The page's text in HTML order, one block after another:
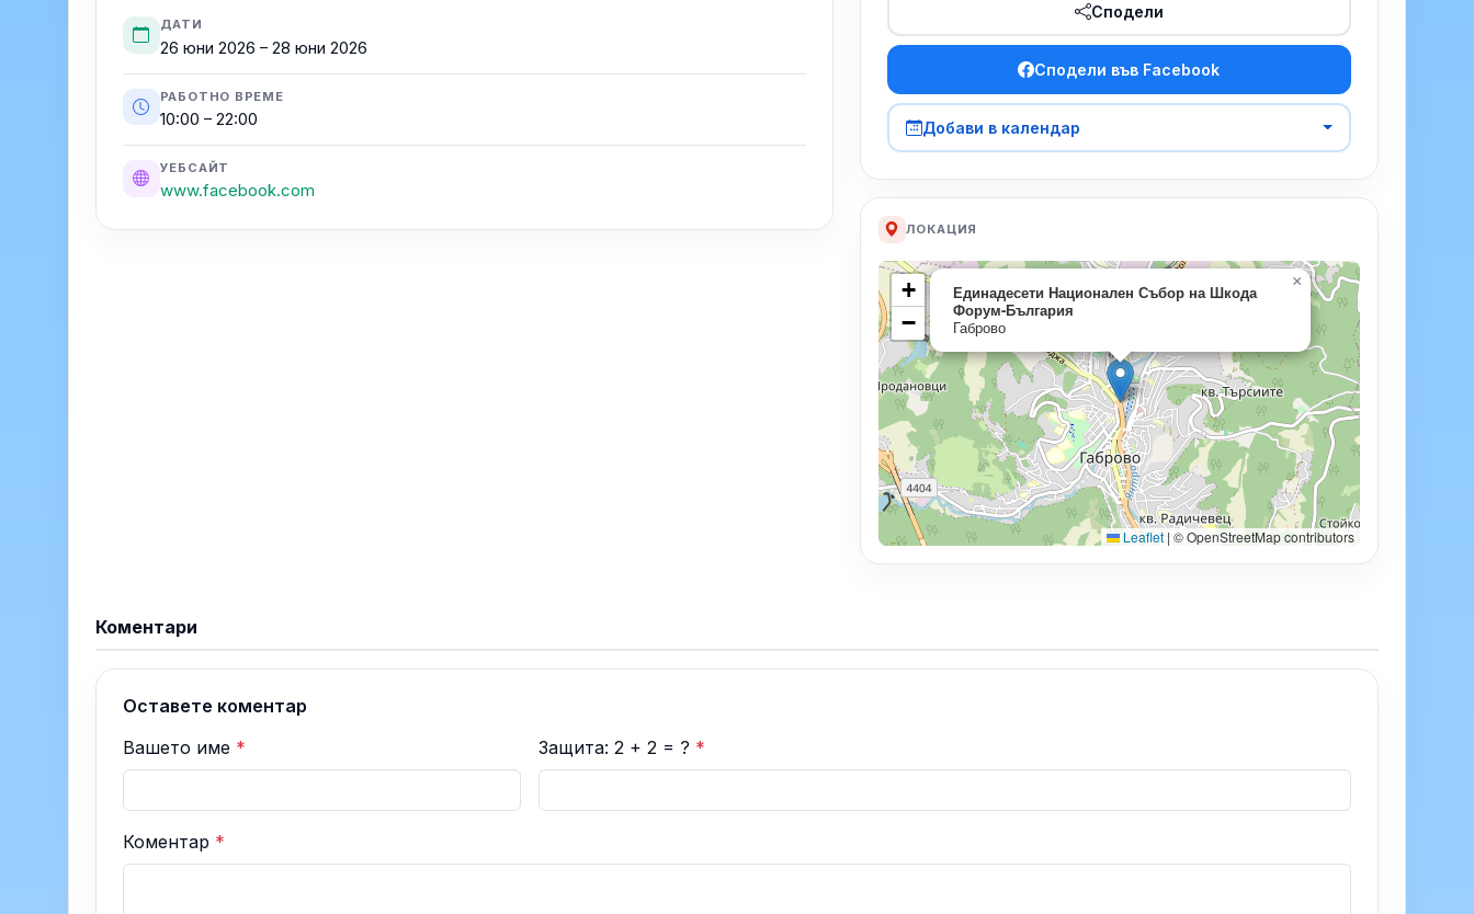
ДАТИ
26 юни 2026 – 28 юни 2026
РАБОТНО ВРЕМЕ
10:00 – 22:00
УЕБСАЙТ
www.facebook.com
Сподели
Сподели във Facebook
Добави в календар
ЛОКАЦИЯ
Единадесети Национален Събор на Шкода
Форум-България
Габрово
×
+
−
Leaflet | © OpenStreetMap contributors
Коментари
Оставете коментар
Вашето име * Защита: 2 + 2 = ? *
Коментар *